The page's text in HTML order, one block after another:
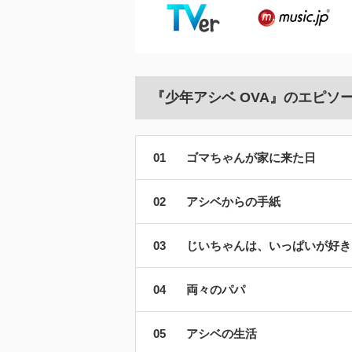
『少年アシベ OVA』のエピソ
ゴマちゃんが家に来た日
アシベからの手紙
じいちゃんは、いっぱいが好き
両々のパパ
アシベの生活